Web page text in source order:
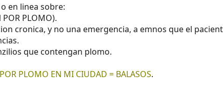
en linea sobre:
POR PLOMO).
cronica, y no una emergencia, a emnos que el
que contengan plomo.
PLOMO EN MI CIUDAD = BALASOS.